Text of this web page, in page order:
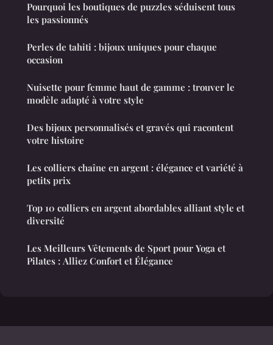
Pourquoi les boutiques de puzzles séduisent tous
les passionnés
Perles de tahiti : bijoux uniques pour chaque
occasion
Nuisette pour femme haut de gamme : trouver le
modèle adapté à votre style
Des bijoux personnalisés et gravés qui racontent
votre histoire
Les colliers chaîne en argent : élégance et variété à
petits prix
Top 10 colliers en argent abordables alliant style et
diversité
Les Meilleurs Vêtements de Sport pour Yoga et
Pilates : Alliez Confort et Élégance